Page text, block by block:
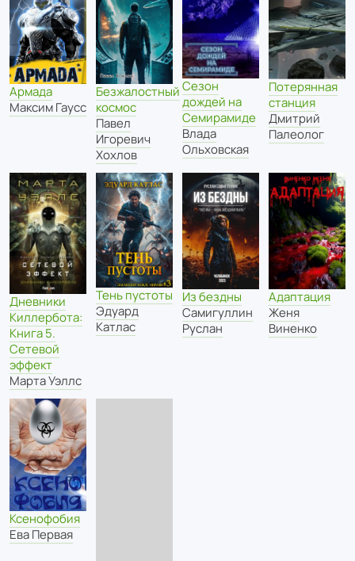
Армада
Максим Гаусс
Безжалостный
космос
Павел
Игоревич
Хохлов
Сезон
дождей на
Семирамиде
Влада
Ольховская
Потерянная
станция
Дмитрий
Палеолог
Дневники
Киллербота:
Книга 5.
Сетевой
эффект
Марта Уэллс
Тень пустоты
Эдуард
Катлас
Из бездны
Самигуллин
Руслан
Адаптация
Женя
Виненко
Ксенофобия
Ева Первая